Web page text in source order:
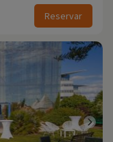
Reservar